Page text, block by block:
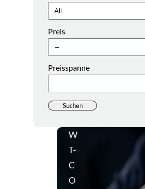
Preis
Preisspanne
W
T-
C
O